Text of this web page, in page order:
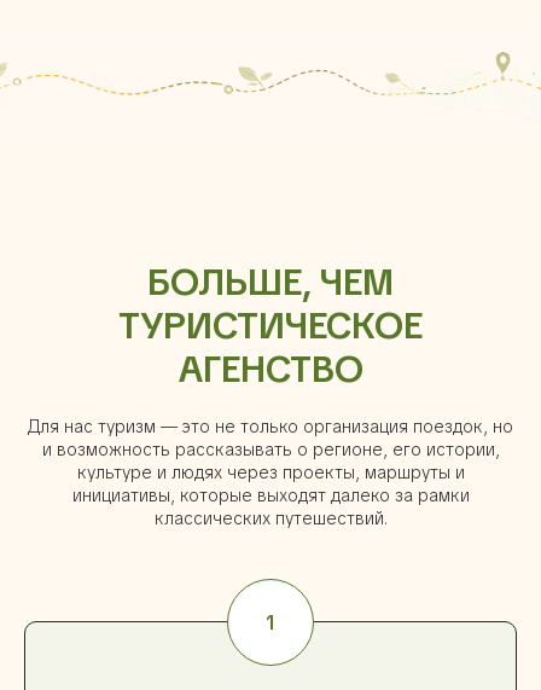
БОЛЬШЕ, ЧЕМ
ТУРИСТИЧЕСКОЕ
АГЕНСТВО
Для нас туризм — это не только организация поездок, но
и возможность рассказывать о регионе, его истории,
культуре и людях через проекты, маршруты и
инициативы, которые выходят далеко за рамки
классических путешествий.